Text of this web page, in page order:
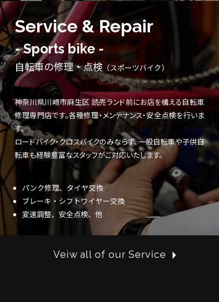
Service & Repair
- Sports bike -
自転車の修理・点検 （スポーツバイク）
神奈川県川崎市麻生区 読売ランド前にお店を構える自転車
修理専門店です。各種修理・メンテナンス・安全点検を行いま
す。
ロードバイク・クロスバイクのみならず、一般自転車や子供自
転車も経験豊富なスタッフがご対応いたします。
パンク修理、タイヤ交換
ブレーキ・シフトワイヤー交換
変速調整、安全点検、他
Veiw all of our Service